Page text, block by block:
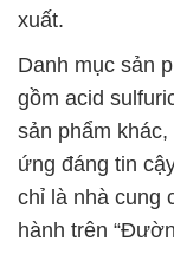
xuất.
Danh mục sản
gồm acid
sản phẩm
ứng đáng tin
chỉ là nhà cung
hành trên